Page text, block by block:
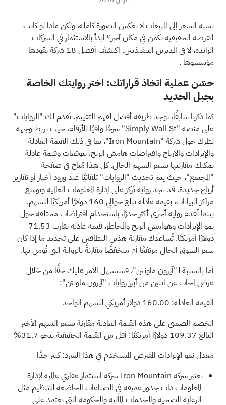
نسبة السعر إلى المبيعات لا تعكس الصورة كاملة، ولكن ماذا لو كانت
الفرصة الحقيقية تكمن في مكان آخر؟ ابدأ بالاستثمار في الشركات
الرائدة، لا في المديرين التنفيذيين. اكتشف أفضل 18 شركة يقودها
مؤسسوها .
حسّن عملية اتخاذ قراراتك: اختر روايتك الخاصة
بجبل الحديد
كما ذكرنا سابقًا، توجد طريقة أفضل لفهم التقييم. تُقدم لك "الروايات"
على منصة "Simply Wall St" شرحًا وافيًا للأرقام، حيث تربط وجهة
نظرك حول شركة "Iron Mountain"، بما في ذلك القيمة العادلة
والإيرادات والأرباح وافتراضات هامش الربح، بتوقعات وقيمة عادلة
يمكنك مقارنتها بسعر السهم الحالي. كل هذا مُتاح في صفحة
"المجتمع"، حيث يتم تحديث "الروايات" تلقائيًا عند ورود أخبار أو تقارير
أرباح جديدة. قد تجد رواية تُركز على إدارة المعلومات العالمية وتوسع
مراكز البيانات، بقيمة عادلة تبلغ حوالي 160 دولارًا أمريكيًا للسهم.
بينما تُقدم رواية أخرى أكثر حذرًا، باستخدام افتراضات مختلفة حول
نمو الإيرادات وهوامش الربح والمخاطر، قيمة عادلة تقارب 71.53
دولارًا أمريكيًا. تُساعدك مقارنة هذين النطاقين على تحديد ما إذا كان
سعر السوق الحالي مرتفعًا أم منخفضًا مقارنةً بالرواية التي تُؤمن بها.
أما بالنسبة لـ"آيرون ماونتن"، فسنسهل الأمر عليك حقًا من خلال
عرض لمحات عن اثنين من أبرز روايات "آيرون ماونتن":
القيمة العادلة: 160.00 دولار أمريكي للسهم الواحد
الخصم الضمني على هذه القيمة العادلة مقارنة بسعر السهم الأخير
البالغ 109.37 دولارًا أمريكيًا: أقل من القيمة الحقيقية بنحو 31.7%
معدل نمو الإيرادات المفترض المستخدم في هذا السرد: كبير جدًا
تعتبر شركة Iron Mountain شركة استثمار عقاري عالمية لإدارة
المعلومات ذات جذور عميقة في الصناعات الخاضعة للتنظيم مثل
الرعاية الصحية والخدمات المالية والحكومة التي تعتمد على